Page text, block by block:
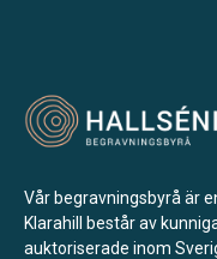
Vår begravningsbyrå är
Klarahill består av
auktoriserade inom